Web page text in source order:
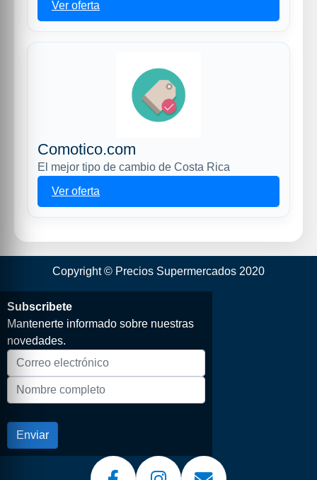
Ver oferta
Comotico.com
El mejor tipo de cambio de Costa Rica
Ver oferta
Copyright © Precios Supermercados 2020
Subscribete
Mantenerte informado sobre nuestras
novedades.